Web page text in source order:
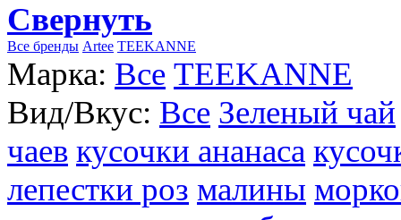
Свернуть
Все бренды Artee TEEKANNE
Марка: Все TEEKANNE
Вид/Вкус: Все Зеленый чай
чаев кусочки ананаса
лепестки роз малины